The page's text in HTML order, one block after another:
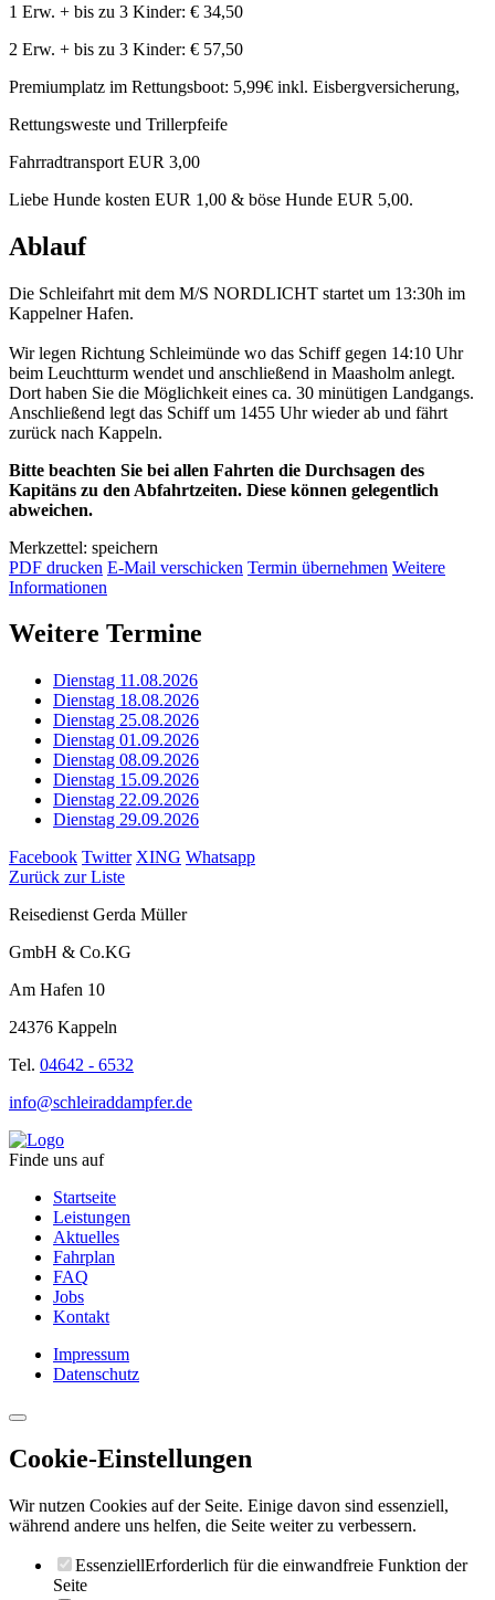
1 Erw. + bis zu 3 Kinder: € 34,50
2 Erw. + bis zu 3 Kinder: € 57,50
Premiumplatz im Rettungsboot: 5,99€ inkl. Eisbergversicherung,
Rettungsweste und Trillerpfeife
Fahrradtransport EUR 3,00
Liebe Hunde kosten EUR 1,00 & böse Hunde EUR 5,00.
Ablauf
Die Schleifahrt mit dem M/S NORDLICHT startet um 13:30h im
Kappelner Hafen.
Wir legen Richtung Schleimünde wo das Schiff gegen 14:10 Uhr
beim Leuchtturm wendet und anschließend in Maasholm anlegt.
Dort haben Sie die Möglichkeit eines ca. 30 minütigen Landgangs.
Anschließend legt das Schiff um 1455 Uhr wieder ab und fährt
zurück nach Kappeln.
Bitte beachten Sie bei allen Fahrten die Durchsagen des
Kapitäns zu den Abfahrtzeiten. Diese können gelegentlich
abweichen.
Merkzettel: speichern
PDF drucken E-Mail verschicken Termin übernehmen Weitere
Informationen
Weitere Termine
Dienstag 11.08.2026
Dienstag 18.08.2026
Dienstag 25.08.2026
Dienstag 01.09.2026
Dienstag 08.09.2026
Dienstag 15.09.2026
Dienstag 22.09.2026
Dienstag 29.09.2026
Facebook Twitter XING Whatsapp
Zurück zur Liste
Reisedienst Gerda Müller
GmbH & Co.KG
Am Hafen 10
24376 Kappeln
Tel. 04642 - 6532
info@schleiraddampfer.de
Finde uns auf
Startseite
Leistungen
Aktuelles
Fahrplan
FAQ
Jobs
Kontakt
Impressum
Datenschutz
Cookie-Einstellungen
Wir nutzen Cookies auf der Seite. Einige davon sind essenziell,
während andere uns helfen, die Seite weiter zu verbessern.
EssenziellErforderlich für die einwandfreie Funktion der
Seite